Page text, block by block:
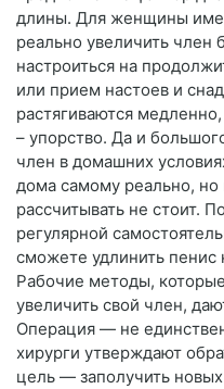
длины. Для женщины
реально увеличить член
настроиться на
или прием настоев и
растягиваются
– упорство. Да и
член в домашних
дома самому реально, но
рассчитывать не стоит.
регулярной
сможете удлинить пенис
Рабочие методы,
увеличить свой член,
Операция — не
хирурги утверждают
цель — заполучить